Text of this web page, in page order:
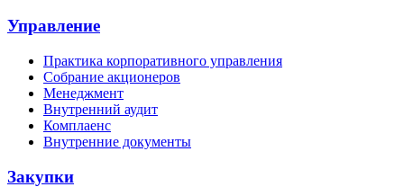
Управление
Практика корпоративного управления
Собрание акционеров
Менеджмент
Внутренний аудит
Комплаенс
Внутренние документы
Закупки